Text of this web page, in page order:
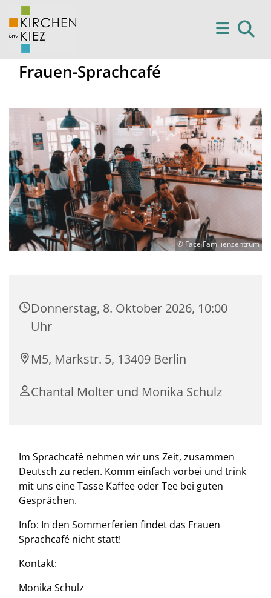
Frauen-Sprachcafé
© Face Familienzentrum
Donnerstag, 8. Oktober 2026, 10:00
Uhr
M5, Markstr. 5, 13409 Berlin
Chantal Molter und Monika Schulz
Im Sprachcafé nehmen wir uns Zeit, zusammen
Deutsch zu reden. Komm einfach vorbei und trink
mit uns eine Tasse Kaffee oder Tee bei guten
Gesprächen.
Info: In den Sommerferien findet das Frauen
Sprachcafé nicht statt!
Kontakt:
Monika Schulz